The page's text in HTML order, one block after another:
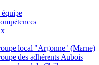
local "Argonne" (Marne)
des adhérents Aubois